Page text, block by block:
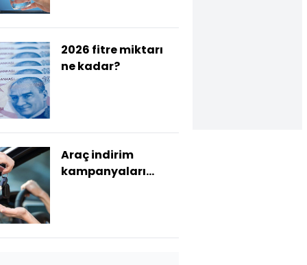
2026 fitre miktarı
ne kadar?
Araç indirim
kampanyaları